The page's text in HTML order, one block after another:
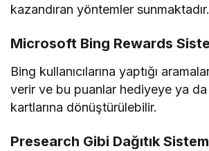
kazandıran yöntemler sunmaktadır.
Microsoft Bing Rewards
Bing kullanıcılarına yaptığı
verir ve bu puanlar hediyeye ya
kartlarına dönüştürülebilir.
Presearch Gibi Dağıtık